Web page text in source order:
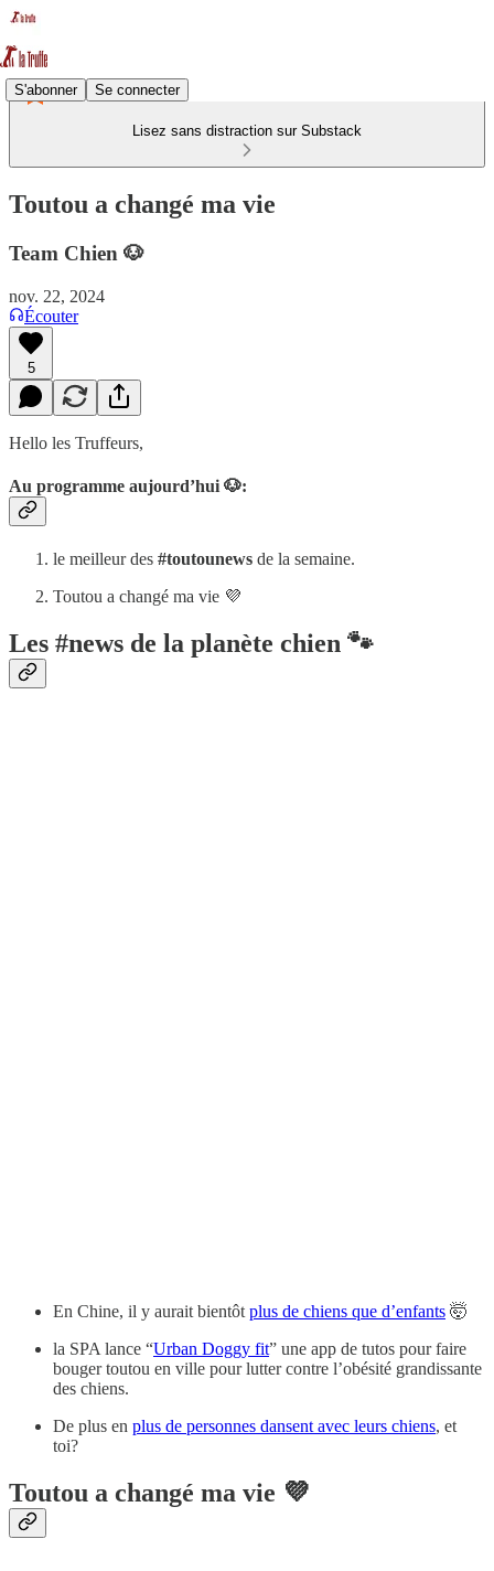
S'abonner Se connecter
Lisez sans distraction sur Substack
Toutou a changé ma vie
Team Chien 🐶
nov. 22, 2024
Écouter
5
Hello les Truffeurs,
Au programme aujourd’hui 🐶:
le meilleur des #toutounews de la semaine.
Toutou a changé ma vie 💜
Les #news de la planète chien 🐾
En Chine, il y aurait bientôt plus de chiens que d’enfants 🤯
la SPA lance “Urban Doggy fit” une app de tutos pour faire
bouger toutou en ville pour lutter contre l’obésité grandissante
des chiens.
De plus en plus de personnes dansent avec leurs chiens, et
toi?
Toutou a changé ma vie 💜